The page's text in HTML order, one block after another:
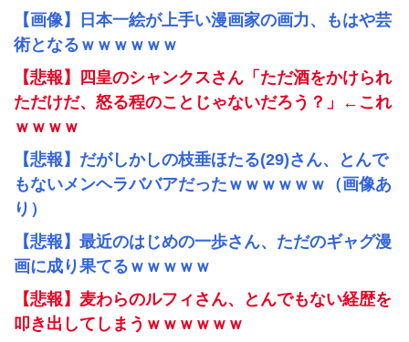
【画像】日本一絵が上手い漫画家の画力、もはや芸
術となるｗｗｗｗｗｗ
【悲報】四皇のシャンクスさん「ただ酒をかけられ
ただけだ、怒る程のことじゃないだろう？」←これ
ｗｗｗｗ
【悲報】だがしかしの枝垂ほたる(29)さん、とんで
もないメンヘラババアだったｗｗｗｗｗｗ（画像あ
り）
【悲報】最近のはじめの一歩さん、ただのギャグ漫
画に成り果てるｗｗｗｗｗ
【悲報】麦わらのルフィさん、とんでもない経歴を
叩き出してしまうｗｗｗｗｗｗ